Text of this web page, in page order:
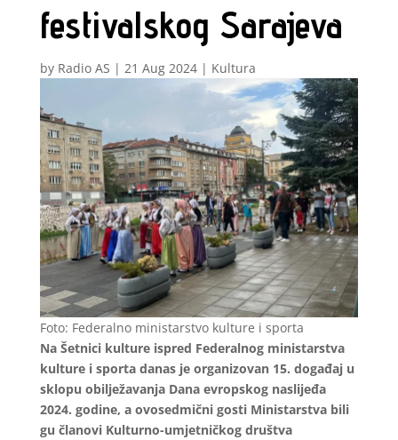
festivalskog Sarajeva
by Radio AS | 21 Aug 2024| Kultura
Foto: Federalno ministarstvo kulture i sporta
Na Šetnici kulture ispred Federalnog ministarstva
kulture i sporta danas je organizovan 15. događaj u
sklopu obilježavanja Dana evropskog naslijeđa
2024. godine, a ovosedmični gosti Ministarstva bili
gu članovi Kulturno-umjetničkog društva